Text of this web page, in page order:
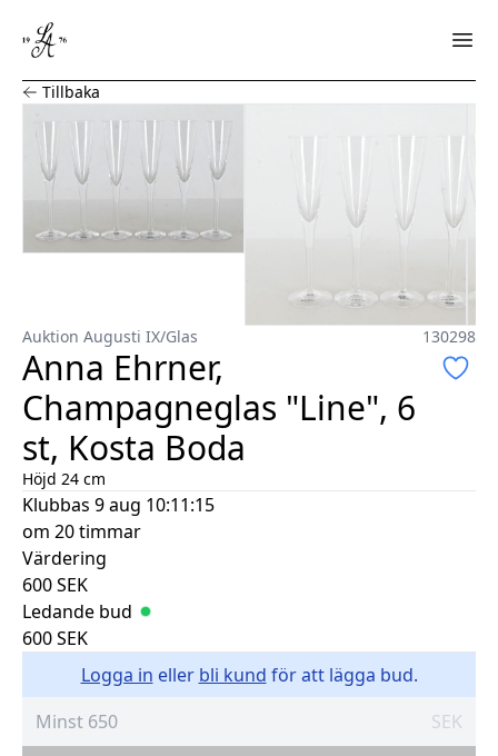
Anna Ehrner, Champagneglas "Line", 6 st, Kosta Boda
Tillbaka
Auktion Augusti IX/Glas 130298
Anna Ehrner,
Champagneglas "Line", 6
st, Kosta Boda
Höjd 24 cm
Klubbas 9 aug 10:11:15
om 20 timmar
Värdering
600SEK
Ledande bud
600SEK
Logga in eller bli kund för att lägga bud.
SEK